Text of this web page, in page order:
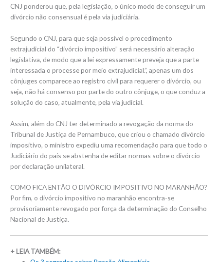
CNJ ponderou que, pela legislação, o único modo de conseguir um
divórcio não consensual é pela via judiciária.
Segundo o CNJ, para que seja possível o procedimento
extrajudicial do “divórcio impositivo” será necessário alteração
legislativa, de modo que a lei expressamente preveja que a parte
interessada o processe por meio extrajudicial.”, apenas um dos
cônjuges comparece ao registro civil para requerer o divórcio, ou
seja, não há consenso por parte do outro cônjuge, o que conduz a
solução do caso, atualmente, pela via judicial.
Assim, além do CNJ ter determinado a revogação da norma do
Tribunal de Justiça de Pernambuco, que criou o chamado divórcio
impositivo, o ministro expediu uma recomendação para que todo o
Judiciário do país se abstenha de editar normas sobre o divórcio
por declaração unilateral.
COMO FICA ENTÃO O DIVÓRCIO IMPOSITIVO NO MARANHÃO?
Por fim, o divórcio impositivo no maranhão encontra-se
provisoriamente revogado por força da determinação do Conselho
Nacional de Justiça.
+ LEIA TAMBÉM: